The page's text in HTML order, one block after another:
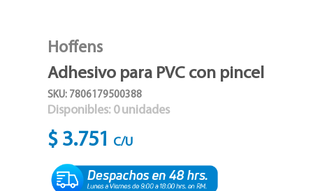
Hoffens
Adhesivo para PVC con pincel
SKU: 7806179500388
Disponibles: 0unidades
$ 3.751 C/U